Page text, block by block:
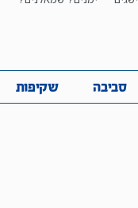
סביבה שקיפות
סביבה שקיפות